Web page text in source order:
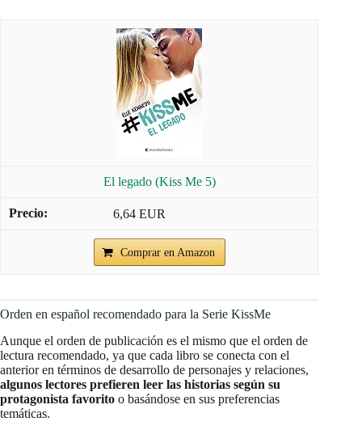
El legado (Kiss Me 5)
6,64 EUR
Comprar en Amazon
Orden en español recomendado para la Serie KissMe
Aunque el orden de publicación es el mismo que el orden de
lectura recomendado, ya que cada libro se conecta con el
anterior en términos de desarrollo de personajes y relaciones,
algunos lectores prefieren leer las historias según su
protagonista favorito o basándose en sus preferencias
temáticas.